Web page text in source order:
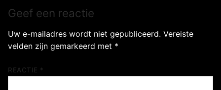
Geef een reactie
Uw e-mailadres wordt niet gepubliceerd. Vereiste
velden zijn gemarkeerd met *
REACTIE *